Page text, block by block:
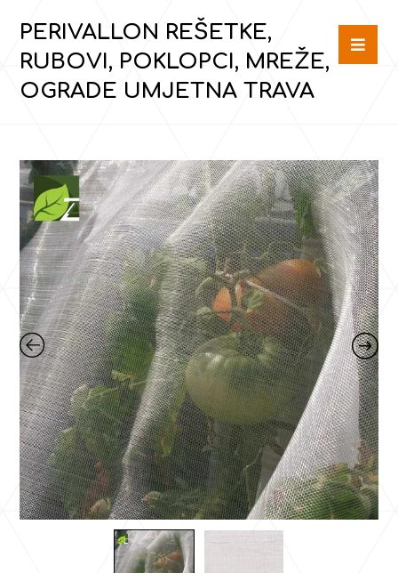
PERIVALLON REŠETKE,
RUBOVI, POKLOPCI, MREŽE,
OGRADE UMJETNA TRAVA